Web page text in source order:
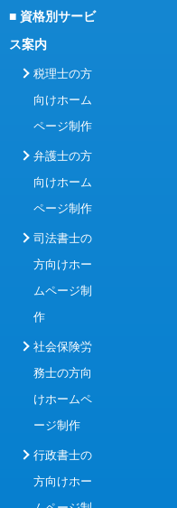
■ 資格別サービ
ス案内
税理士の方
向けホーム
ページ制作
弁護士の方
向けホーム
ページ制作
司法書士の
方向けホー
ムページ制
作
社会保険労
務士の方向
けホームペ
ージ制作
行政書士の
方向けホー